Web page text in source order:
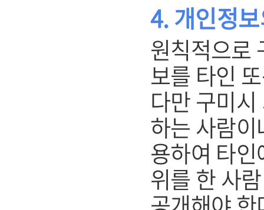
4. 개인정
원칙적으로
보를 타인
다만 구미
하는 사람
용하여 타
위를 한 사